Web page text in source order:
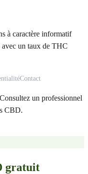
à caractère informatif
un taux de THC
Contact
un professionnel
CBD.
gratuit